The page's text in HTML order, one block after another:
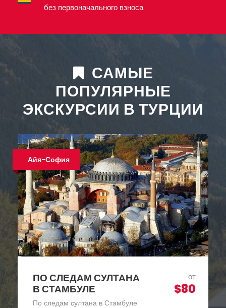
без первоначального взноса
САМЫЕ
ПОПУЛЯРНЫЕ
ЭКСКУРСИИ В ТУРЦИИ
Хит продаж
КРУИЗ ПО БОСФОРУ В
СТАМБУЛЕ —
ПАНОРАМА БОСФОРА
от
$30